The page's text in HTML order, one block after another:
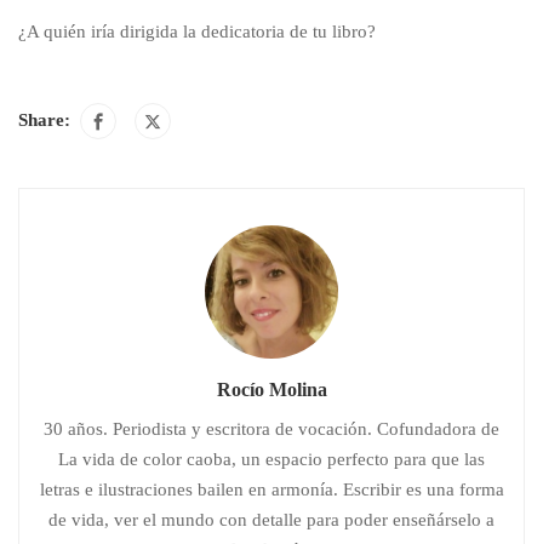
¿A quién iría dirigida la dedicatoria de tu libro?
Share:
Rocío Molina
30 años. Periodista y escritora de vocación. Cofundadora de
La vida de color caoba, un espacio perfecto para que las
letras e ilustraciones bailen en armonía. Escribir es una forma
de vida, ver el mundo con detalle para poder enseñárselo a